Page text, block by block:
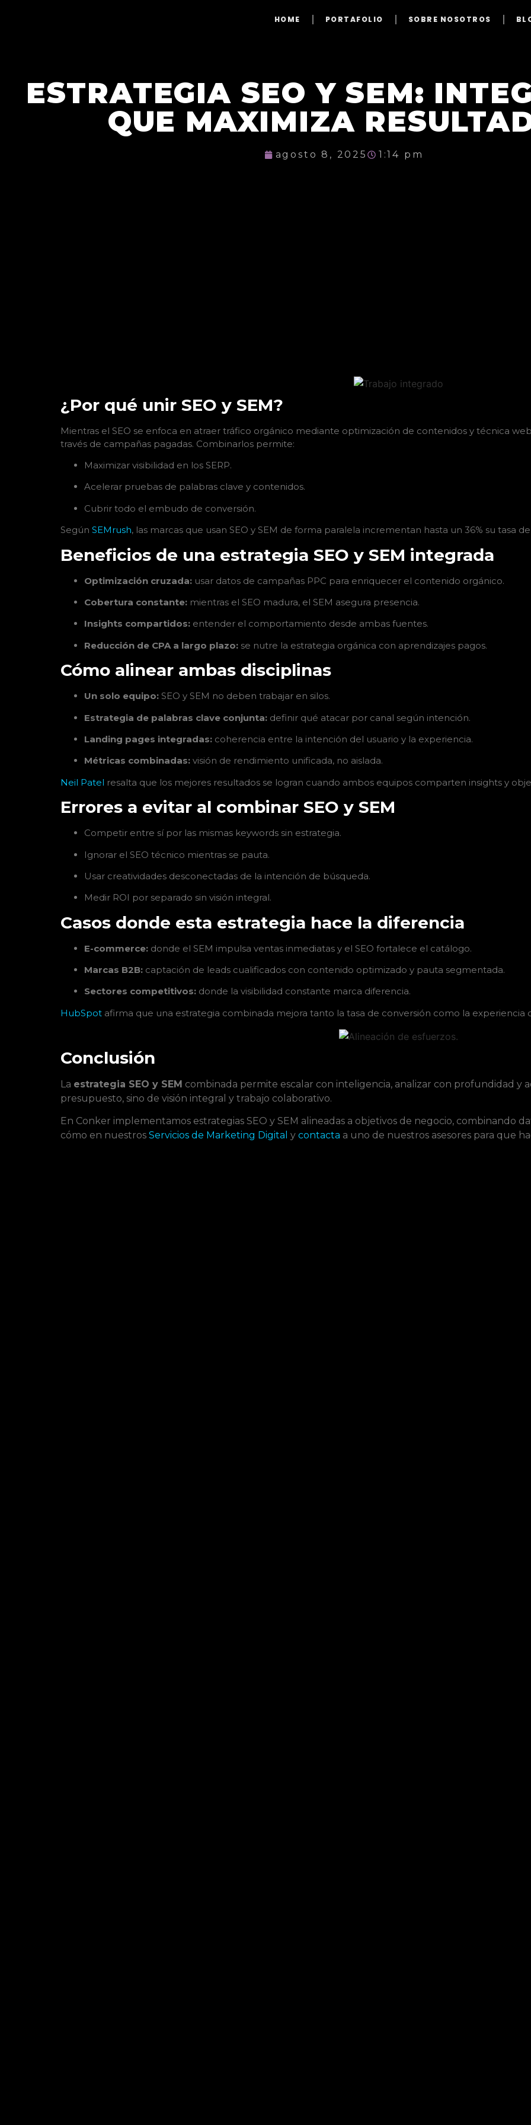
HOME PORTAFOLIO SOBRE NOSOTROS
ESTRATEGIA SEO Y SEM:
QUE MAXIMIZA
agosto 8, 2025 1:14 pm
¿Por qué unir SEO y SEM?
Mientras el SEO se enfoca en atraer tráfico orgánico mediante optimización de contenidos y técnica
través de campañas pagadas. Combinarlos permite:
Maximizar visibilidad en los SERP.
Acelerar pruebas de palabras clave y contenidos.
Cubrir todo el embudo de conversión.
Según SEMrush, las marcas que usan SEO y SEM de forma paralela incrementan hasta un 36% su tasa
Beneficios de una estrategia SEO y SEM integrada
Optimización cruzada: usar datos de campañas PPC para enriquecer el contenido orgánico.
Cobertura constante: mientras el SEO madura, el SEM asegura presencia.
Insights compartidos: entender el comportamiento desde ambas fuentes.
Reducción de CPA a largo plazo: se nutre la estrategia orgánica con aprendizajes pagos.
Cómo alinear ambas disciplinas
Un solo equipo: SEO y SEM no deben trabajar en silos.
Estrategia de palabras clave conjunta: definir qué atacar por canal según intención.
Landing pages integradas: coherencia entre la intención del usuario y la experiencia.
Métricas combinadas: visión de rendimiento unificada, no aislada.
Neil Patel resalta que los mejores resultados se logran cuando ambos equipos comparten insights y
Errores a evitar al combinar SEO y SEM
Competir entre sí por las mismas keywords sin estrategia.
Ignorar el SEO técnico mientras se pauta.
Usar creatividades desconectadas de la intención de búsqueda.
Medir ROI por separado sin visión integral.
Casos donde esta estrategia hace la diferencia
E-commerce: donde el SEM impulsa ventas inmediatas y el SEO fortalece el catálogo.
Marcas B2B: captación de leads cualificados con contenido optimizado y pauta segmentada.
Sectores competitivos: donde la visibilidad constante marca diferencia.
HubSpot afirma que una estrategia combinada mejora tanto la tasa de conversión como la experiencia
Conclusión
La estrategia SEO y SEM combinada permite escalar con inteligencia, analizar con profundidad y
presupuesto, sino de visión integral y trabajo colaborativo.
En Conker implementamos estrategias SEO y SEM alineadas a objetivos de negocio, combinando
cómo en nuestros Servicios de Marketing Digital y contacta a uno de nuestros asesores para que